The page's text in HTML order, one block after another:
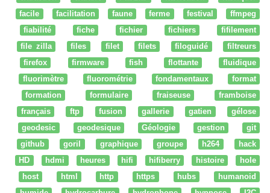
facile
facilitation faune ferme festival
ffmpeg
fiabilité
fiche fichier fichiers
fifilement
file zilla
files filet filets filoguidé
filtreurs
firefox
firmware fish flottante
fluidique
fluorimètre
fluorométrie fondamentaux
format
formation
formulaire fraiseuse
framboise
français
ftp fusion gallerie gatien
gélose
geodesic
geodesique Géologie gestion
git
github
goril graphique groupe h264
hack
HD
hdmi heures hifi hifiberry histoire
hole
host
html http https hubs
humanoid